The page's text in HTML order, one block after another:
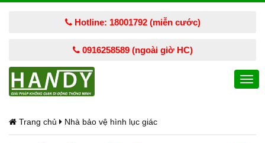
Hotline: 18001792 (miễn cước)
0916258589 (ngoài giờ HC)
Trang chủ Nhà bảo vệ hình lục giác